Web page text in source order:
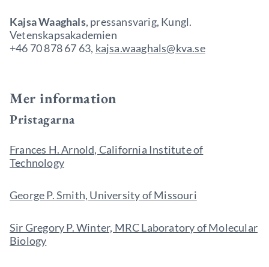
Kajsa Waaghals, pressansvarig, Kungl.
Vetenskapsakademien
+46 70 878 67 63, kajsa.waaghals@kva.se
Mer information
Pristagarna
Frances H. Arnold, California Institute of
Technology
George P. Smith, University of Missouri
Sir Gregory P. Winter, MRC Laboratory of Molecular
Biology